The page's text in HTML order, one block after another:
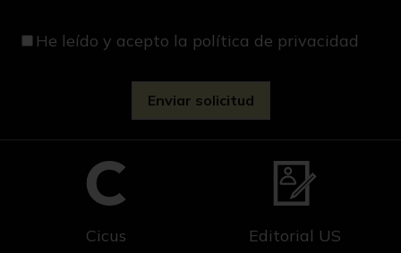
He leído y acepto la política de privacidad
Cicus Editorial US